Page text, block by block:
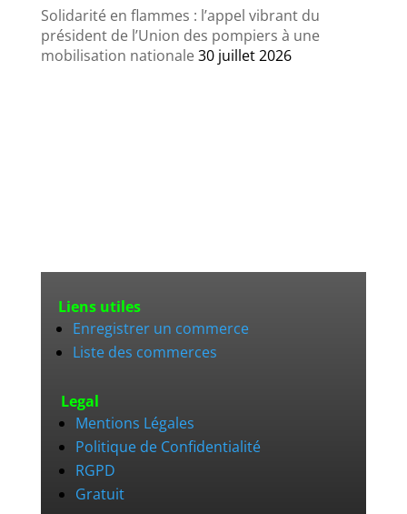
Solidarité en flammes : l’appel vibrant du
président de l’Union des pompiers à une
mobilisation nationale30 juillet 2026
Liens utiles
Enregistrer un commerce
Liste des commerces
Legal
Mentions Légales
Politique de Confidentialité
RGPD
Gratuit